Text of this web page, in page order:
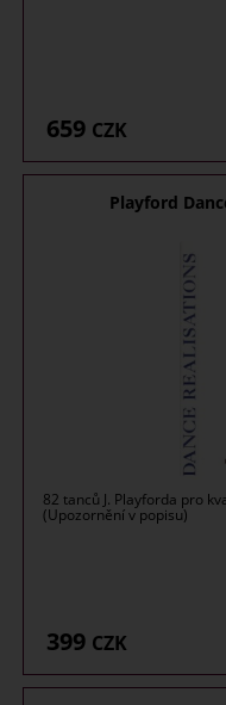
659 CZK
Playford
82 tanců J. Playforda pro
(Upozornění v popisu)
399 CZK